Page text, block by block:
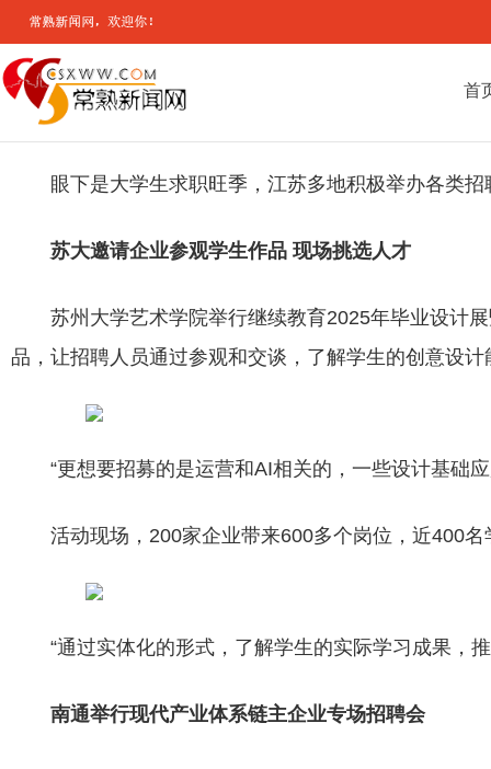
首
眼下是大学生求职旺季，江苏多地积极举办各类
苏大邀请企业参观学生作品 现场挑选人才
苏州大学艺术学院举行继续教育2025年毕业设计
品，让招聘人员通过参观和交谈，了解学生的创意设
“更想要招募的是运营和AI相关的，一些设计基础
活动现场，200家企业带来600多个岗位，近400
“通过实体化的形式，了解学生的实际学习成果，
南通举行现代产业体系链主企业专场招聘会